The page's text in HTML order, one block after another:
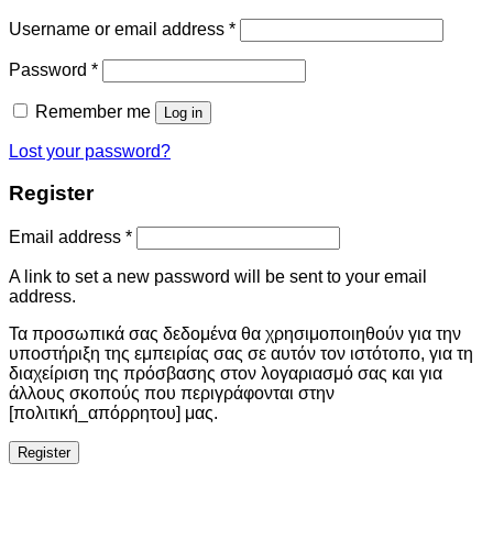
Username or email address *
Password *
Remember me Log in
Lost your password?
Register
Email address *
A link to set a new password will be sent to your email
address.
Τα προσωπικά σας δεδομένα θα χρησιμοποιηθούν για την
υποστήριξη της εμπειρίας σας σε αυτόν τον ιστότοπο, για τη
διαχείριση της πρόσβασης στον λογαριασμό σας και για
άλλους σκοπούς που περιγράφονται στην
[πολιτική_απόρρητου] μας.
Register